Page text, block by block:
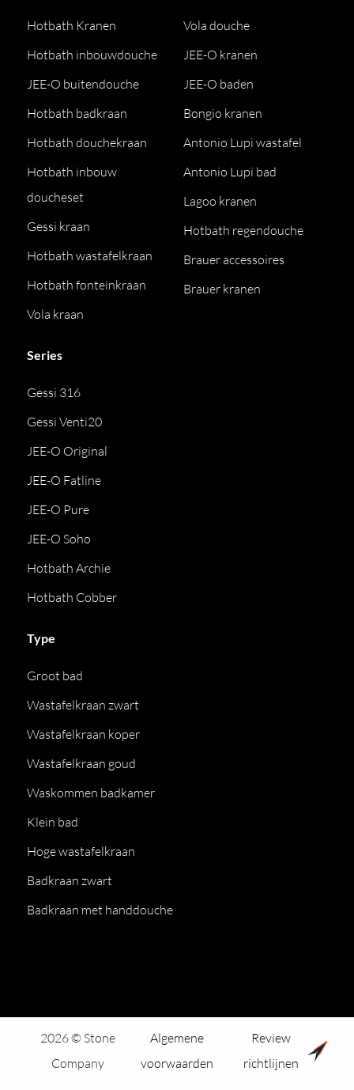
Hotbath Kranen
Hotbath inbouwdouche
JEE-O buitendouche
Hotbath badkraan
Hotbath douchekraan
Hotbath inbouw
doucheset
Gessi kraan
Hotbath wastafelkraan
Hotbath fonteinkraan
Vola kraan
Vola douche
JEE-O kranen
JEE-O baden
Bongio kranen
Antonio Lupi wastafel
Antonio Lupi bad
Lagoo kranen
Hotbath regendouche
Brauer accessoires
Brauer kranen
Series
Gessi 316
Gessi Venti20
JEE-O Original
JEE-O Fatline
JEE-O Pure
JEE-O Soho
Hotbath Archie
Hotbath Cobber
Type
Groot bad
Wastafelkraan zwart
Wastafelkraan koper
Wastafelkraan goud
Waskommen badkamer
Klein bad
Hoge wastafelkraan
Badkraan zwart
Badkraan met handdouche
2026 © Stone
Company
Algemene
voorwaarden
Review
richtlijnen